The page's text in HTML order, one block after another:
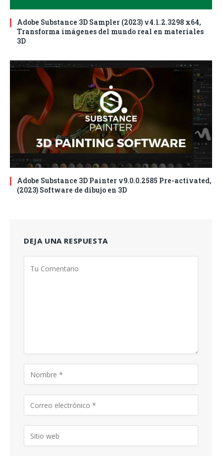
Adobe Substance 3D Sampler (2023) v4.1.2.3298 x64,
Transforma imágenes del mundo real en materiales
3D
Adobe Substance 3D Painter v9.0.0.2585 Pre-activated,
(2023) Software de dibujo en 3D
DEJA UNA RESPUESTA